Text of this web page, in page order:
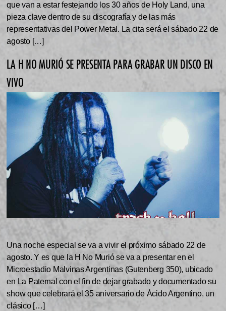
que van a estar festejando los 30 años de Holy Land, una
pieza clave dentro de su discografía y de las más
representativas del Power Metal. La cita será el sábado 22 de
agosto […]
LA H NO MURIÓ SE PRESENTA PARA GRABAR UN DISCO EN
VIVO
Una noche especial se va a vivir el próximo sábado 22 de
agosto. Y es que la H No Murió se va a presentar en el
Microestadio Malvinas Argentinas (Gutenberg 350), ubicado
en La Paternal con el fin de dejar grabado y documentado su
show que celebrará el 35 aniversario de Ácido Argentino, un
clásico […]